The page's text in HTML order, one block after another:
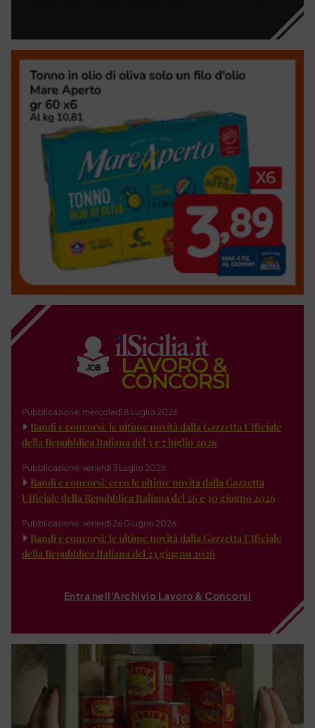
Pubblicazione: mercoledì 8 Luglio 2026
Bandi e concorsi: le ultime novità dalla Gazzetta Ufficiale
della Repubblica Italiana del 3 e 7 luglio 2026
Pubblicazione: venerdì 3 Luglio 2026
Bandi e concorsi: ecco le ultime novità dalla Gazzetta
Ufficiale della Repubblica Italiana del 26 e 30 giugno 2026
Pubblicazione: venerdì 26 Giugno 2026
Bandi e concorsi: le ultime novità dalla Gazzetta Ufficiale
della Repubblica Italiana del 23 giugno 2026
Entra nell'Archivio Lavoro & Concorsi